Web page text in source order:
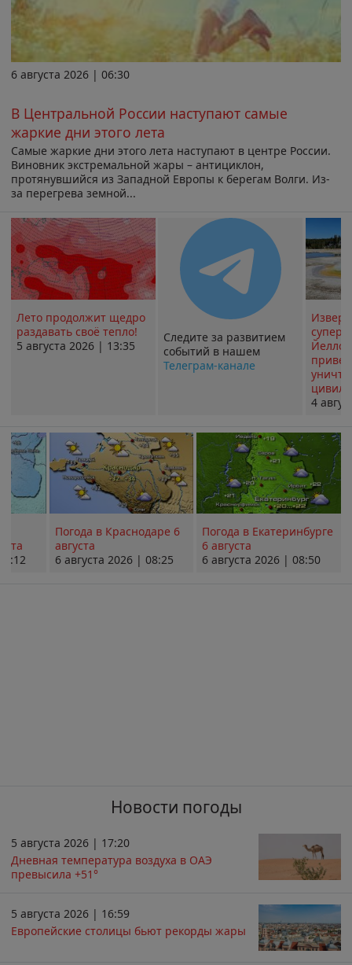
6 августа 2026 | 06:30
В Центральной России наступают самые
жаркие дни этого лета
Самые жаркие дни этого лета наступают в центре России.
Виновник экстремальной жары – антициклон,
протянувшийся из Западной Европы к берегам Волги. Из-
за перегрева земной...
Лето продолжит щедро
раздавать своё тепло!
5 августа 2026 | 13:35
Следите за развитием
событий в нашем
Телеграм-канале
4
Погода в Краснодаре 6
августа
6 августа 2026 | 08:25
Погода в Екатеринбурге
6 августа
6 августа 2026 | 08:50
Новости погоды
5 августа 2026 | 17:20
Дневная температура воздуха в ОАЭ
превысила +51°
5 августа 2026 | 16:59
Европейские столицы бьют рекорды жары